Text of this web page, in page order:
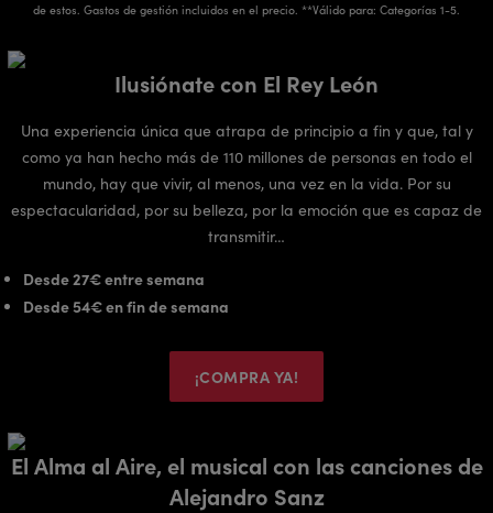
de estos. Gastos de gestión incluidos en el precio. **Válido para: Categorías 1-5.
Ilusiónate con El Rey León
Una experiencia única que atrapa de principio a fin y que, tal y
como ya han hecho más de 110 millones de personas en todo el
mundo, hay que vivir, al menos, una vez en la vida. Por su
espectacularidad, por su belleza, por la emoción que es capaz de
transmitir…
Desde 27€ entre semana
Desde 54€ en fin de semana
¡COMPRA YA!
El Alma al Aire, el musical con las canciones de
Alejandro Sanz